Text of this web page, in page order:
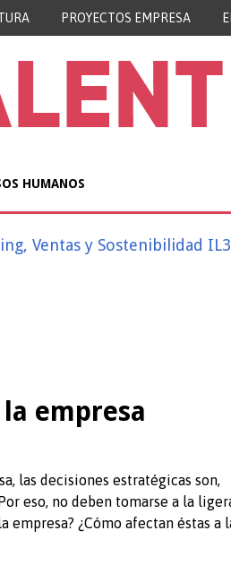
PROYECTOS EMPRESA
HUMANOS
Ventas y Sostenibilidad
empresa
las decisiones estratégicas son,
eso, no deben tomarse a la
¿Cómo afectan éstas a